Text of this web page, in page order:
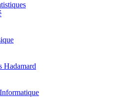
Hadamard